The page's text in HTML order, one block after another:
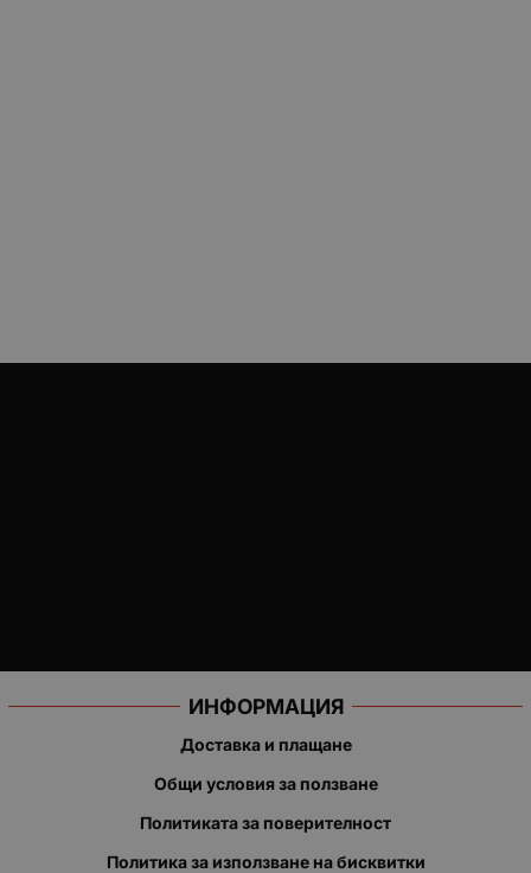
ИНФОРМАЦИЯ
Доставка и плащане
Общи условия за ползване
Политиката за поверителност
Политика за използване на бисквитки